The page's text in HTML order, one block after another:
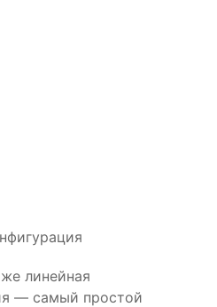
линейная
— самый простой